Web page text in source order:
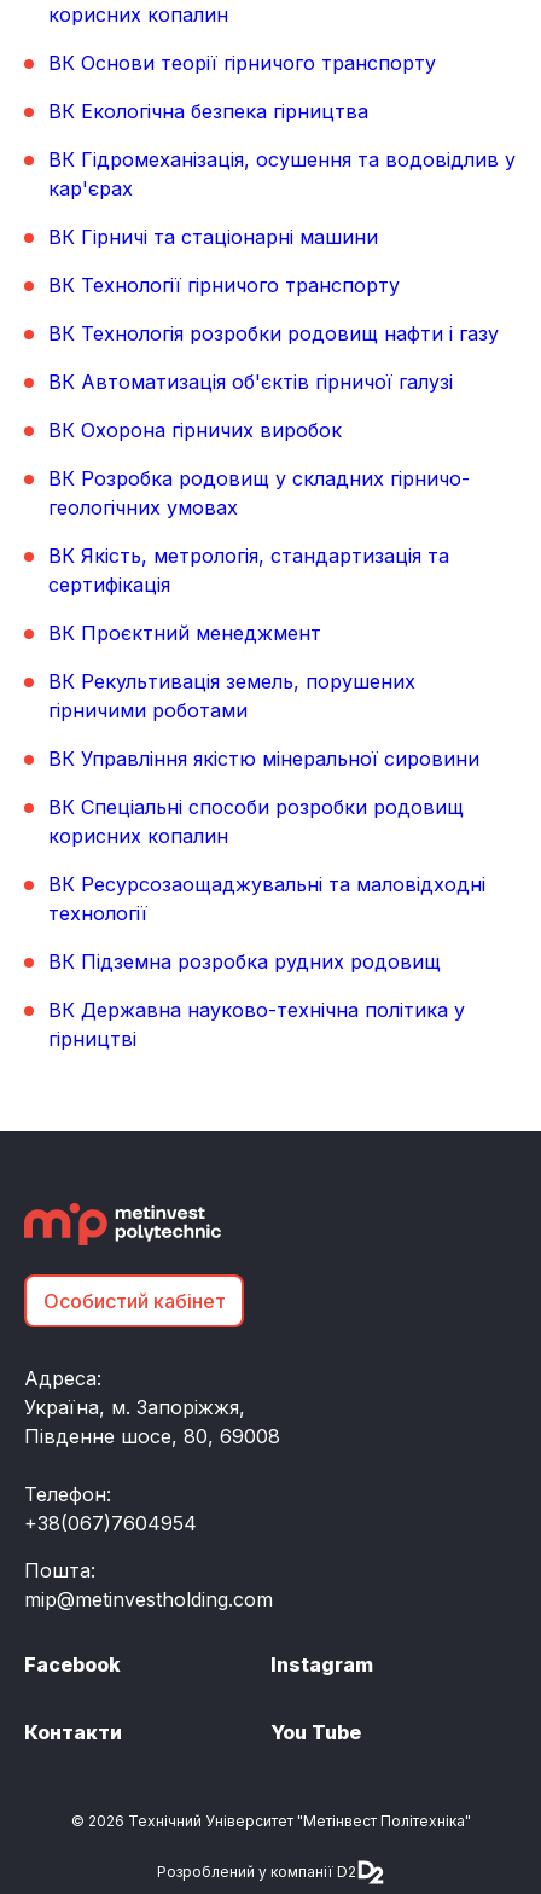
корисних копалин
ВК Основи теорії гірничого транспорту
ВК Екологічна безпека гірництва
ВК Гідромеханізація, осушення та водовідлив у
кар'єрах
ВК Гірничі та стаціонарні машини
ВК Технології гірничого транспорту
ВК Технологія розробки родовищ нафти і газу
ВК Автоматизація об'єктів гірничої галузі
ВК Охорона гірничих виробок
ВК Розробка родовищ у складних гірничо-
геологічних умовах
ВК Якість, метрологія, стандартизація та
сертифікація
ВК Проєктний менеджмент
ВК Рекультивація земель, порушених
гірничими роботами
ВК Управління якістю мінеральної сировини
ВК Спеціальні способи розробки родовищ
корисних копалин
ВК Ресурсозаощаджувальні та маловідходні
технології
ВК Підземна розробка рудних родовищ
ВК Державна науково-технічна політика у
гірництві
Особистий кабінет
Адреса:
Україна, м. Запоріжжя,
Південне шосе, 80, 69008
Телефон:
+38(067)7604954
Пошта:
mip@metinvestholding.com
Facebook Instagram
Контакти You Tube
© 2026 Технічний Університет "Метінвест Політехніка"
Розроблений у компанії D2